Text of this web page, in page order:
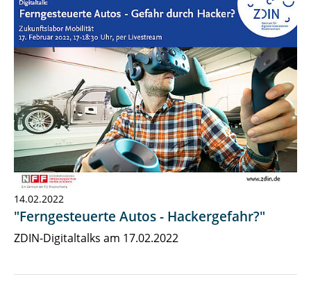
14.02.2022
"Ferngesteuerte Autos - Hackergefahr?"
ZDIN-Digitaltalks am 17.02.2022